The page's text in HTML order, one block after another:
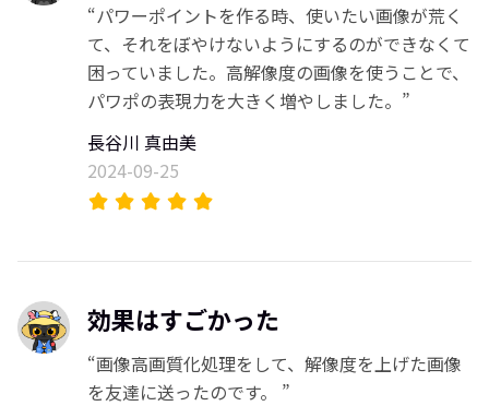
“パワーポイントを作る時、使いたい画像が荒く
て、それをぼやけないようにするのができなくて
困っていました。高解像度の画像を使うことで、
パワポの表現力を大きく増やしました。”
長谷川 真由美
2024-09-25
効果はすごかった
“画像高画質化処理をして、解像度を上げた画像
を友達に送ったのです。 ”